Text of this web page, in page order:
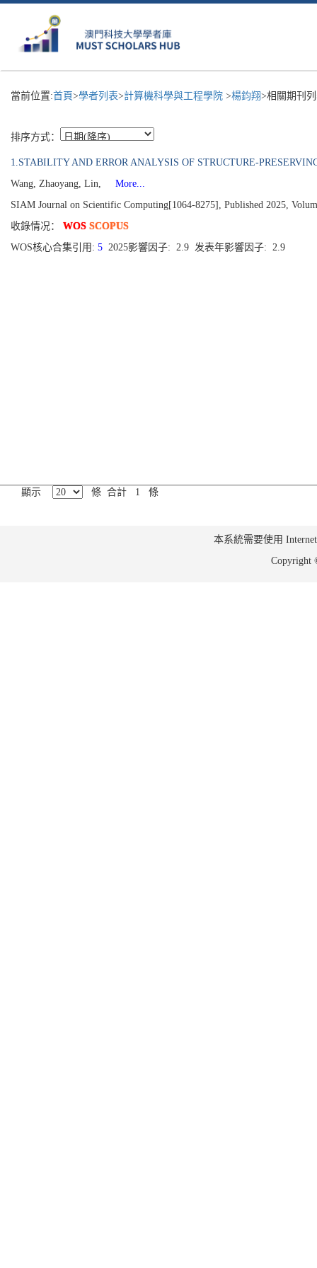
當前位置:首頁>學者列表>計算機科學與工程學院 >楊鈞翔>相關期刊
排序方式：
1.STABILITY AND ERROR ANALYSIS OF STRUCTURE-
Wang, Zhaoyang, Lin,
More...
SIAM Journal on Scientific Computing[1064-8275], Published 2025,
收錄情况： WOS SCOPUS
WOS核心合集引用: 5 2025影響因子: 2.9 发表年影響因子: 2.9
顯示 條 合計 1 條
本系統需要使用
Copyright